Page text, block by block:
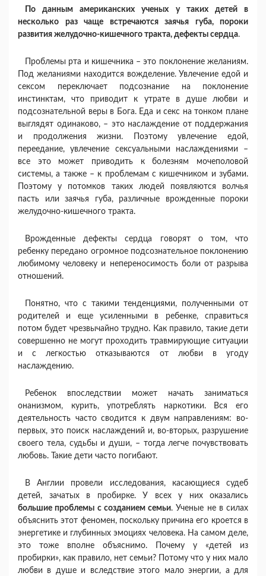
По данным американских ученых у таких детей в
несколько раз чаще встречаются заячья губа, пороки
развития желудочно-кишечного тракта, дефекты сердца.
Проблемы рта и кишечника – это поклонение желаниям.
Под желаниями находится вожделение. Увлечение едой и
сексом переключает подсознание на поклонение
инстинктам, что приводит к утрате в душе любви и
подсознательной веры в Бога. Еда и секс на тонком плане
выглядят одинаково, – это наслаждение от поддержания
и продолжения жизни. Поэтому увлечение едой,
переедание, увлечение сексуальными наслаждениями –
все это может приводить к болезням мочеполовой
системы, а также – к проблемам с кишечником и зубами.
Поэтому у потомков таких людей появляются волчья
пасть или заячья губа, различные врожденные пороки
желудочно-кишечного тракта.
Врожденные дефекты сердца говорят о том, что
ребенку передано огромное подсознательное поклонению
любимому человеку и непереносимость боли от разрыва
отношений.
Понятно, что с такими тенденциями, полученными от
родителей и еще усиленными в ребенке, справиться
потом будет чрезвычайно трудно. Как правило, такие дети
совершенно не могут проходить травмирующие ситуации
и с легкостью отказываются от любви в угоду
наслаждению.
Ребенок впоследствии может начать заниматься
онанизмом, курить, употреблять наркотики. Вся его
деятельность часто сводится к двум направлениям: во-
первых, это поиск наслаждений и, во-вторых, разрушение
своего тела, судьбы и души, – тогда легче почувствовать
любовь. Такие дети часто погибают.
В Англии провели исследования, касающиеся судеб
детей, зачатых в пробирке. У всех у них оказались
большие проблемы с созданием семьи. Ученые не в силах
объяснить этот феномен, поскольку причина его кроется в
энергетике и глубинных эмоциях человека. На самом деле,
это тоже вполне объяснимо. Почему у «детей из
пробирки», как правило, нет семьи? Потому что у них мало
любви в душе и вследствие этого мало энергии, а для